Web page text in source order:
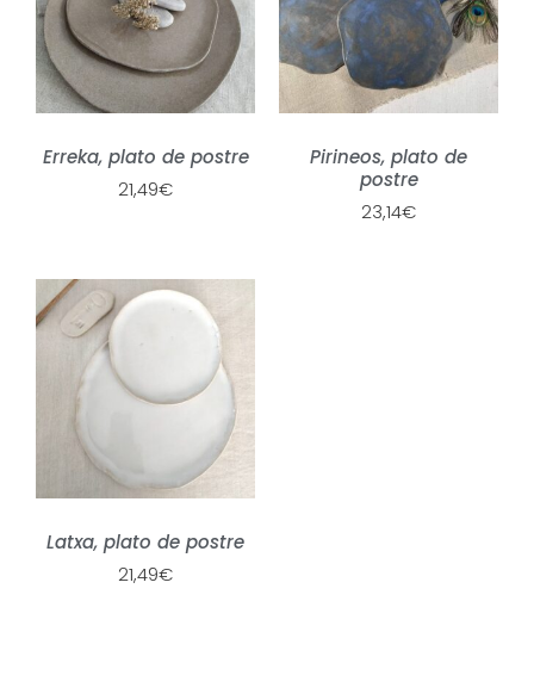
Erreka, plato de postre
21,49€
Pirineos, plato de
postre
23,14€
Latxa, plato de postre
21,49€